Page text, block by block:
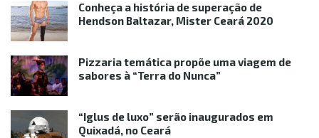
Conheça a história de superação de
Hendson Baltazar, Mister Ceará 2020
Pizzaria temática propõe uma viagem de
sabores à “Terra do Nunca”
“Iglus de luxo” serão inaugurados em
Quixadá, no Ceará